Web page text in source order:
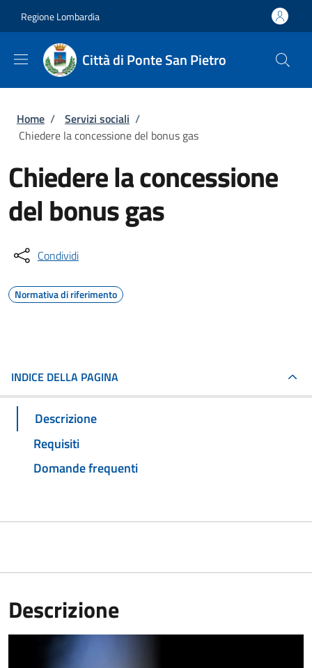
Regione Lombardia
Città di Ponte San Pietro
Briciole di pane
Home / Servizi sociali /
Chiedere la concessione del bonus gas
Chiedere la concessione
del bonus gas
Condividi
Normativa di riferimento
INDICE DELLA PAGINA
Descrizione
Requisiti
Domande frequenti
Descrizione